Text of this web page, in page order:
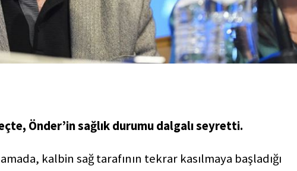
Önder’in sağlık durumu dalgalı seyretti.
kalbin sağ tarafının tekrar kasılmaya başladığı